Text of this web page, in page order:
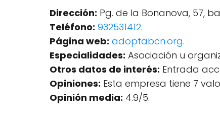
Dirección: Pg. de la Bonanova, 57,
Teléfono: 932531412.
Página web: adoptabcn.org.
Especialidades: Asociación u
Otros datos de interés: Entrada
Opiniones: Esta empresa tiene 7
Opinión media: 4.9/5.